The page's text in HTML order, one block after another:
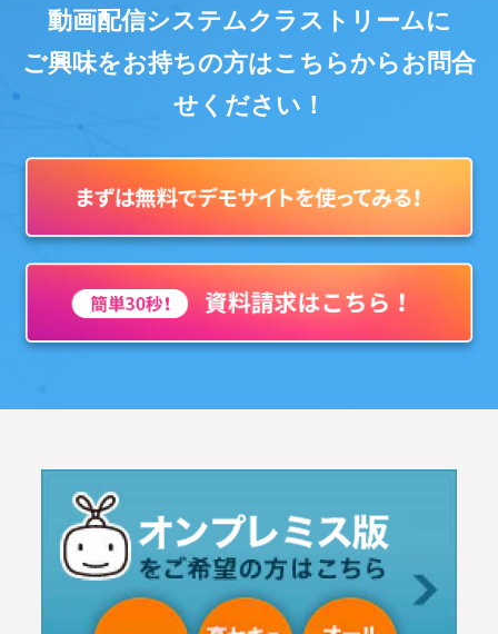
動画配信システムクラストリームに
ご興味をお持ちの方はこちらからお問合
せください！